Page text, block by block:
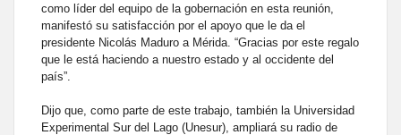
como líder del equipo de la gobernación en esta reunión,
manifestó su satisfacción por el apoyo que le da el
presidente Nicolás Maduro a Mérida. “Gracias por este regalo
que le está haciendo a nuestro estado y al occidente del
país”.
Dijo que, como parte de este trabajo, también la Universidad
Experimental Sur del Lago (Unesur), ampliará su radio de